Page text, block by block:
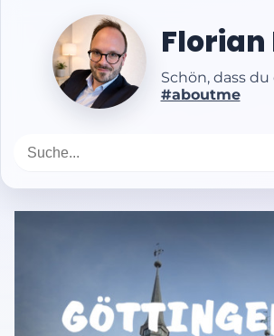
Florian
Schön, dass du
#aboutme